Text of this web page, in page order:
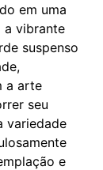
em uma
a vibrante
suspenso
a arte
seu
variedade
e